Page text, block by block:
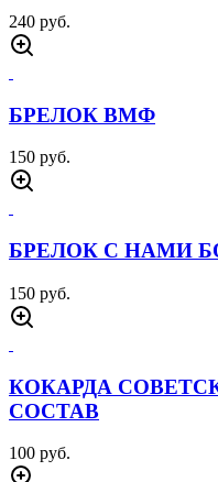
240 руб.
БРЕЛОК ВМФ
150 руб.
БРЕЛОК С НАМИ
150 руб.
КОКАРДА
СОСТАВ
100 руб.